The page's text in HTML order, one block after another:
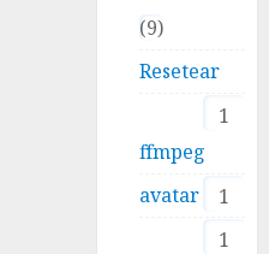
9
Resetear
1
ffmpeg
1
avatar
1